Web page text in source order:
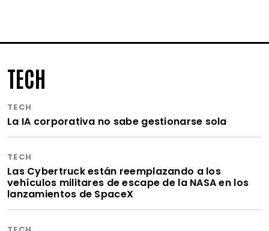
TECH
TECH
La IA corporativa no sabe gestionarse sola
TECH
Las Cybertruck están reemplazando a los
vehículos militares de escape de la NASA en los
lanzamientos de SpaceX